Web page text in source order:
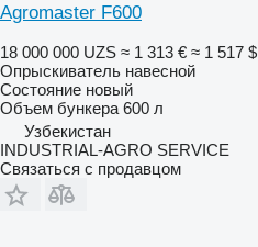
Agromaster F600
18 000 000 UZS ≈ 1 313 € ≈ 1 517 $
Опрыскиватель навесной
Состояние новый
Объем бункера 600 л
Узбекистан
INDUSTRIAL-AGRO SERVICE
Связаться с продавцом